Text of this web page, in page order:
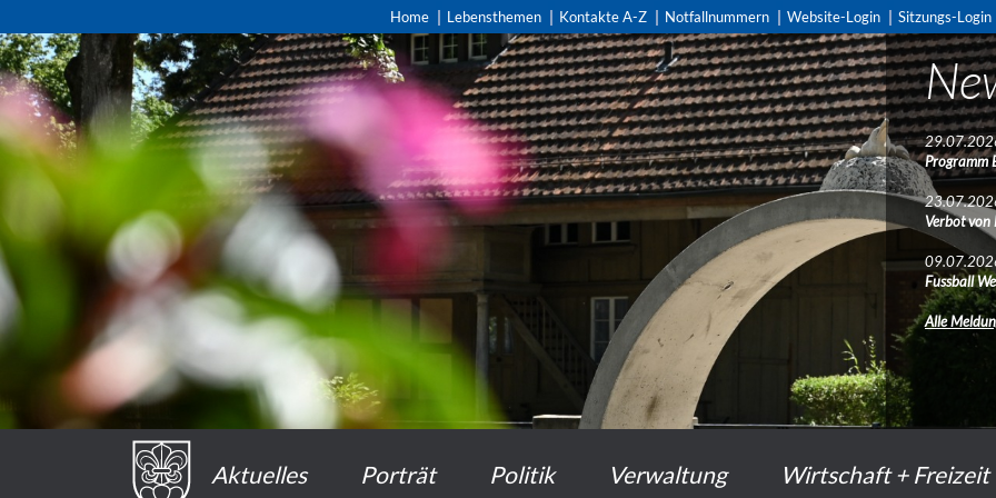
Home Lebensthemen Kontakte A-Z Notfallnummern Website-Login Sitzungs-Login
Programm
Verbot von
Fussball
Alle
Programm
Verbot von
Fussball
Alle
Aktuelles Porträt Politik Verwaltung Wirtschaft + Freizeit